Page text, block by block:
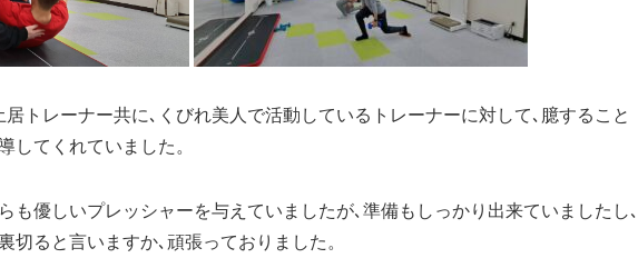
居トレーナー共に､くびれ美人で活動しているトレーナーに対して､臆すること
してくれていました。
も優しいプレッシャーを与えていましたが､準備もしっかり出来ていましたし､
切ると言いますか､頑張っておりました。